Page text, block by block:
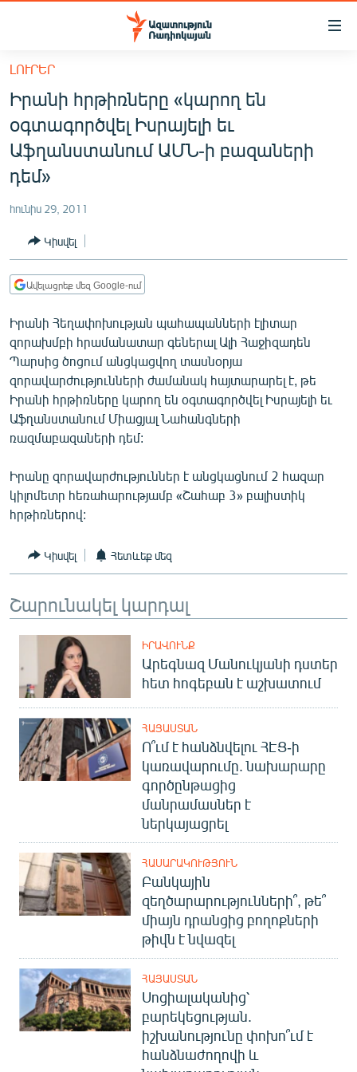
Մատչելիության
հիմնական
բովանդակությանը
հիմնական
մենյուին
Որոնում
ՀԱՅԱՍՏԱՆ
ՔԱՂԱՔԱԿԱՆ
ԸՆՏՐՈՒԹՅՈՒՆՆԵՐ 2026
ՏՆՏԵՍՈՒԹՅՈՒՆ
ՂԱՐԱԲԱՂ
ՏԱՐԱԾԱՇՐՋԱՆ
ՄԻՋԱԶԳԱՅԻՆ
ՄՇԱԿՈՒՅԹ
ՍՊՈՐՏ
ՏՏ ԵՒ ԻՆՏԵՐՆԵՏ
ԿՈՐՈՆԱՎԻՐՈՒՍ
ՏԵՍԱՆՅՈՒԹԵՐ
ԲԱՆԱՎԵՃ
ՓՈԴՔԱՍԹ
Հայերեն
English
Русский
«Ազատության» բոլոր կայքերը
ԼՈՒՐԵՐ
Իրանի հրթիռները «կարող են
օգտագործվել Իսրայելի եւ
Աֆղանստանում ԱՄՆ-ի բազաների
դեմ»
հունիս 29, 2011
Կիսվել
Ավելացրեք մեզ Google-ում
Իրանի Հեղափոխության պահապանների էլիտար
զորախմբի հրամանատար գեներալ Ալի Հաջիզադեն
Պարսից ծոցում անցկացվող տասնօրյա
զորավարժությունների ժամանակ հայտարարել է, թե
Իրանի հրթիռները կարող են օգտագործվել Իսրայելի եւ
Աֆղանստանում Միացյալ Նահանգների
ռազմաբազաների դեմ:
Իրանը զորավարժություններ է անցկացնում 2 հազար
կիլոմետր հեռահարությամբ «Շահաբ 3» բալիստիկ
հրթիռներով:
Կիսվել Հետևեք մեզ
Շարունակել կարդալ
ԻՐԱՎՈՒՆՔ
Արեգնազ Մանուկյանի դստեր
հետ հոգեբան է աշխատում
ՀԱՅԱՍՏԱՆ
Ո՞ւմ է հանձնվելու ՀԷՑ-ի
կառավարումը. նախարարը
գործընթացից
մանրամասներ է
ներկայացրել
ՀԱՍԱՐԱԿՈՒԹՅՈՒՆ
Բանկային
զեղծարարությունների՞, թե՞
միայն դրանցից բողոքների
թիվն է նվազել
ՀԱՅԱՍՏԱՆ
Սոցիալականից՝
բարեկեցության.
իշխանությունը փոխո՞ւմ է
հանձնաժողովի և